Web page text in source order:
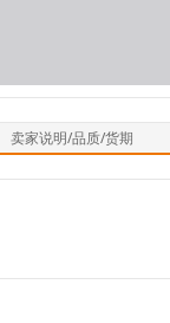
卖家说明/品质/货期